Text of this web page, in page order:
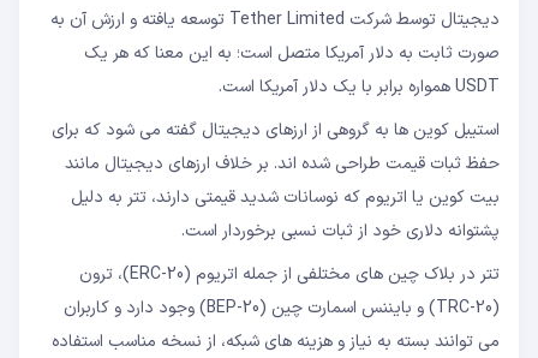
دیجیتال توسط شرکت Tether Limited توسعه یافته و ارزش آن به
صورت ثابت به دلار آمریکا متصل است؛ به این معنا که هر یک
USDT همواره برابر با یک دلار آمریکا است.
استیبل کوین ها به گروهی از ارزهای دیجیتال گفته می شود که برای
حفظ ثبات قیمت طراحی شده اند. بر خلاف ارزهای دیجیتال مانند
بیت کوین یا اتریوم که نوسانات شدید قیمتی دارند، تتر به دلیل
پشتوانه دلاری خود از ثبات نسبی برخوردار است.
تتر در بلاک چین های مختلفی از جمله اتریوم (ERC-20)، ترون
(TRC-20) و بایننس اسمارت چین (BEP-20) وجود دارد و کاربران
می توانند بسته به نیاز و هزینه های شبکه، از نسخه مناسب استفاده